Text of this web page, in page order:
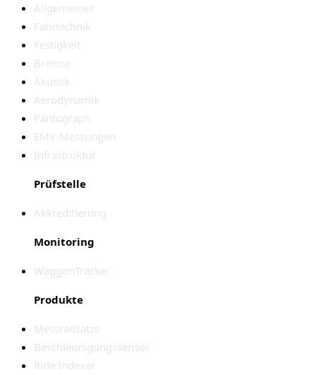
Allgemeines
Fahrtechnik
Festigkeit
Bremse
Akustik
Aerodynamik
Pantograph
EMV-Messungen
Infrastruktur
Prüfstelle
Akkreditierung
Monitoring
WaggonTracker
Produkte
Messradsätze
Beschleunigungssensor
Ride Indexer